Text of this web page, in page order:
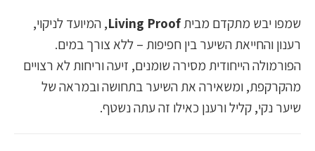
שמפו יבש מתקדם מביתLiving Proof, המיועד לניקוי,
רענון והחייאת השיער בין חפיפות – ללא צורך במים.
הפורמולה הייחודית מסירה שומנים, זיעה וריחות לא רצויים
מהקרקפת, ומשאירה את השיער בתחושה ובמראה של
שיער נקי, קליל ורענן כאילו זה עתה נשטף.